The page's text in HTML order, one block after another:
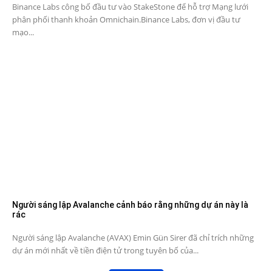
Binance Labs công bố đầu tư vào StakeStone để hỗ trợ Mạng lưới
phân phối thanh khoản Omnichain.Binance Labs, đơn vị đầu tư
mạo...
Người sáng lập Avalanche cảnh báo rằng những dự án này là
rác
Người sáng lập Avalanche (AVAX) Emin Gün Sirer đã chỉ trích những
dự án mới nhất về tiền điện tử trong tuyên bố của...